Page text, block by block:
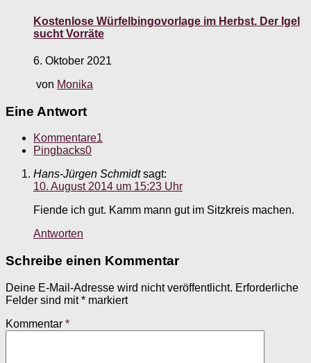
Kostenlose Würfelbingovorlage im Herbst. Der Igel
sucht Vorräte
6. Oktober 2021
von Monika
Eine Antwort
Kommentare1
Pingbacks0
Hans-Jürgen Schmidt sagt:
10. August 2014 um 15:23 Uhr
Fiende ich gut. Kamm mann gut im Sitzkreis machen.
Antworten
Schreibe einen Kommentar
Deine E-Mail-Adresse wird nicht veröffentlicht. Erforderliche
Felder sind mit* markiert
Kommentar *